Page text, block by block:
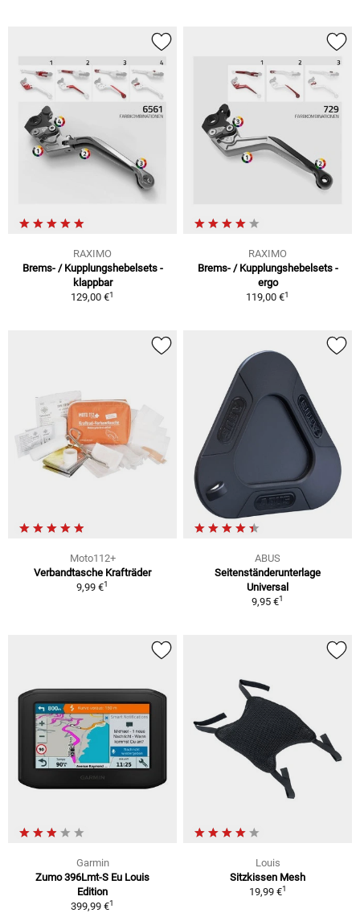
RAXIMO
Brems- / Kupplungshebelsets -
klappbar
129,00 €1
RAXIMO
Brems- / Kupplungshebelsets -
ergo
119,00 €1
Moto112+
Verbandtasche Krafträder
9,99 €1
ABUS
Seitenständerunterlage
Universal
9,95 €1
Garmin
Zumo 396Lmt-S Eu Louis
Edition
399,99 €1
Louis
Sitzkissen Mesh
19,99 €1